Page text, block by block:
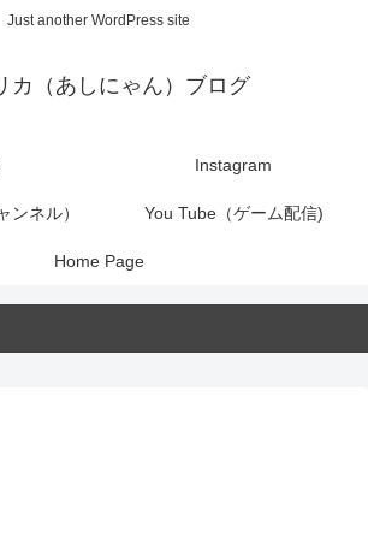
Just another WordPress site
カ（あしにゃん）ブログ
Instagram
ンネル） You Tube（ゲーム配信)
Home Page